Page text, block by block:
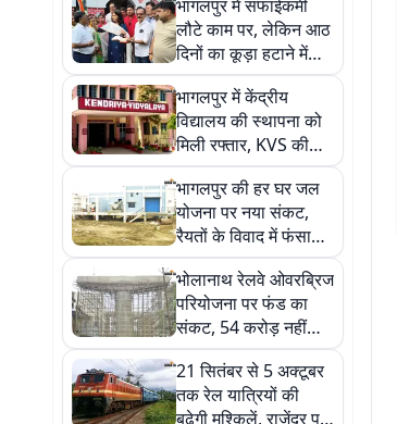
आगाज
भागलपुर में सफाईकर्मी
लौटे काम पर, लेकिन आठ
दिनों का कूड़ा हटाने में
लगेगा लंबा समय
भागलपुर में केंद्रीय
विद्यालय की स्थापना को
मिली रफ्तार, KVS की
रिपोर्ट के बाद प्रशासनिक
प्रक्रिया तेज
भागलपुर की हर घर जल
योजना पर नया संकट,
रैयतों के विवाद में फंसा
7.56 करोड़ का मुआवजा
और निर्माण कार्य
भोलानाथ रेलवे ओवरब्रिज
परियोजना पर फंड का
संकट, 54 करोड़ नहीं
मिलने से भूमि हस्तांतरण
रुका
21 सितंबर से 5 अक्टूबर
तक रेल यात्रियों की
बढ़ेगी मुश्किलें, राजेंद्र पुल